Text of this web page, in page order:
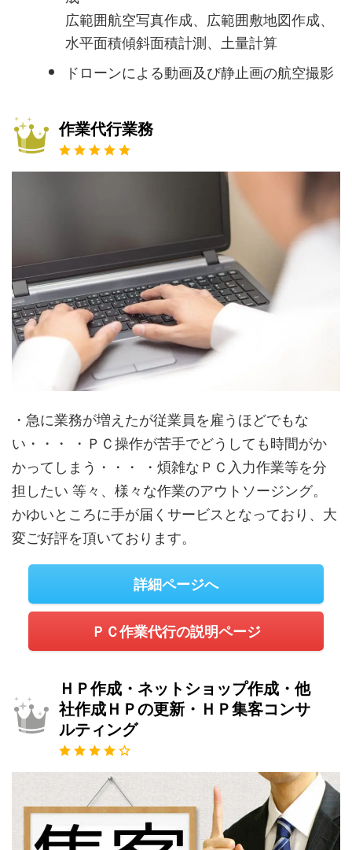
広範囲航空写真作成、広範囲敷地図作成、
水平面積傾斜面積計測、土量計算
ドローンによる動画及び静止画の航空撮影
作業代行業務
・急に業務が増えたが従業員を雇うほどでもな
い・・・ ・ＰＣ操作が苦手でどうしても時間がか
かってしまう・・・ ・煩雑なＰＣ入力作業等を分
担したい 等々、様々な作業のアウトソージング。
かゆいところに手が届くサービスとなっており、大
変ご好評を頂いております。
詳細ページへ
ＰＣ作業代行の説明ページ
ＨＰ作成・ネットショップ作成・他
社作成ＨＰの更新・ＨＰ集客コンサ
ルティング